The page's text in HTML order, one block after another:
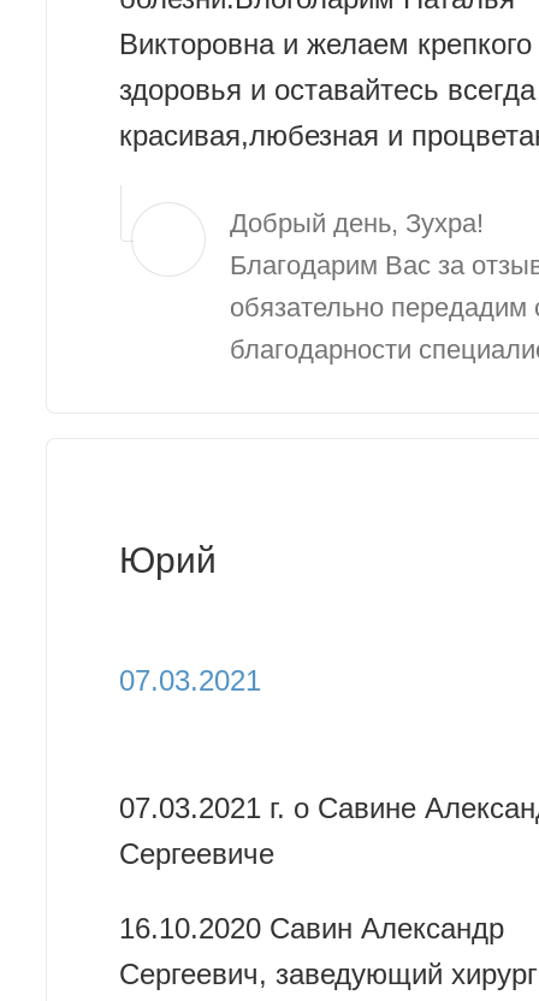
Викторовна и желаем крепкого
здоровья и оставайтесь всегда
красивая,любезная и
Добрый день, Зухра!
Благодарим Вас за
обязательно передадим
благодарности
Юрий
07.03.2021
07.03.2021 г. о Савине
Сергеевиче
16.10.2020 Савин Александр
Сергеевич, заведующий